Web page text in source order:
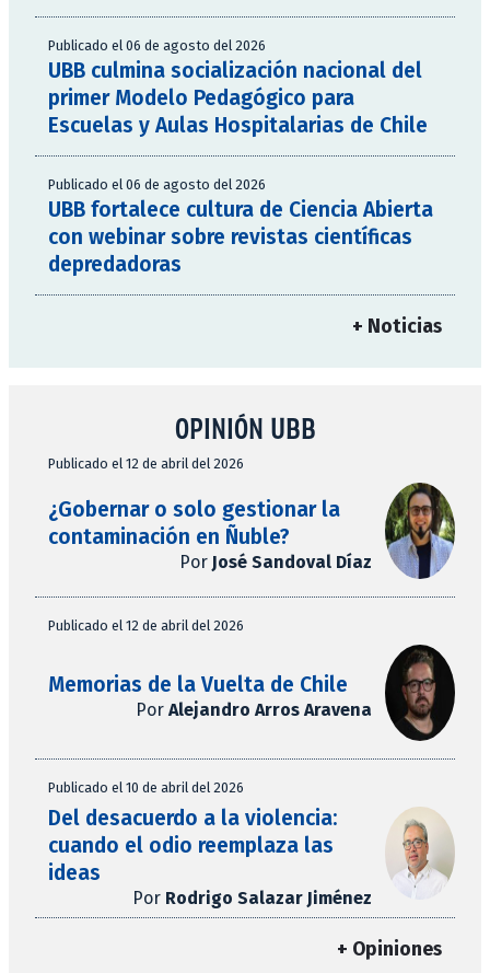
Publicado el 06 de agosto del 2026
UBB culmina socialización nacional del
primer Modelo Pedagógico para
Escuelas y Aulas Hospitalarias de Chile
Publicado el 06 de agosto del 2026
UBB fortalece cultura de Ciencia Abierta
con webinar sobre revistas científicas
depredadoras
+ Noticias
OPINIÓN UBB
Publicado el 12 de abril del 2026
¿Gobernar o solo gestionar la
contaminación en Ñuble?
Por José Sandoval Díaz
Publicado el 12 de abril del 2026
Memorias de la Vuelta de Chile
Por Alejandro Arros Aravena
Publicado el 10 de abril del 2026
Del desacuerdo a la violencia:
cuando el odio reemplaza las
ideas
Por Rodrigo Salazar Jiménez
+ Opiniones